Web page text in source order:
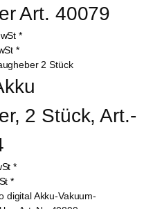
Art. 40079
*
*
2 Stück, Art.-
*
*